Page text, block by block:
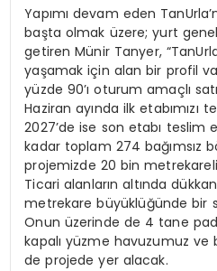
Yapımı devam eden
başta olmak üzere; yurt
getiren Münir Tanyer, “
yaşamak için alan bir profil
yüzde 90’ı oturum amaçlı
Haziran ayında ilk etabımızı
2027’de ise son etabı teslim
kadar toplam 274 bağımsız
projemizde 20 bin
Ticari alanların altında
metrekare büyüklüğünde bir
Onun üzerinde de 4 tane
kapalı yüzme havuzumuz
de projede yer alacak.